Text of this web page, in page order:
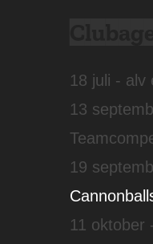
18 juli - alv
13
19
11 oktober